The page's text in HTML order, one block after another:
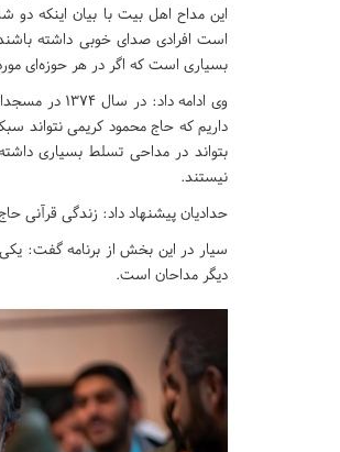
این مداح اهل بیت با بیان اینکه
است افرادی صدای خوبی داشته باشند
بسیاری است که اگر در هر حوزه‌ای
وی ادامه
داریم که حاج محمود کریمی نتواند
بتواند در مداحی تسلط بسیاری
نیستند.
حدادیان پیشنهاد داد: زندگی قرآنی
سیار در این بخش از برنامه گفت:
دیگر مداحان است.